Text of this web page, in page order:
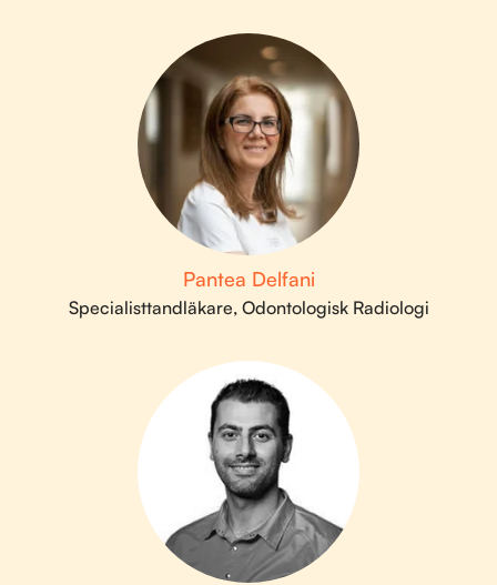
Pantea Delfani
Specialisttandläkare, Odontologisk Radiologi